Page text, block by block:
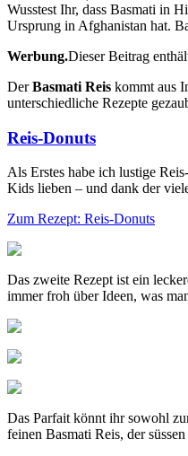
Wusstest Ihr, dass Basmati in
Ursprung in Afghanistan hat.
Werbung.Dieser Beitrag
DerBasmati Reis kommt aus
unterschiedliche Rezepte
Reis-Donuts
Als Erstes habe ich lustige
Kids lieben – und dank der
Zum Rezept: Reis-Donuts
Das zweite Rezept ist ein
immer froh über Ideen, was
Das Parfait könnt ihr sowohl
feinen Basmati Reis, der